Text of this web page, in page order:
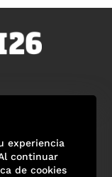
experiencia
continuar
de cookies